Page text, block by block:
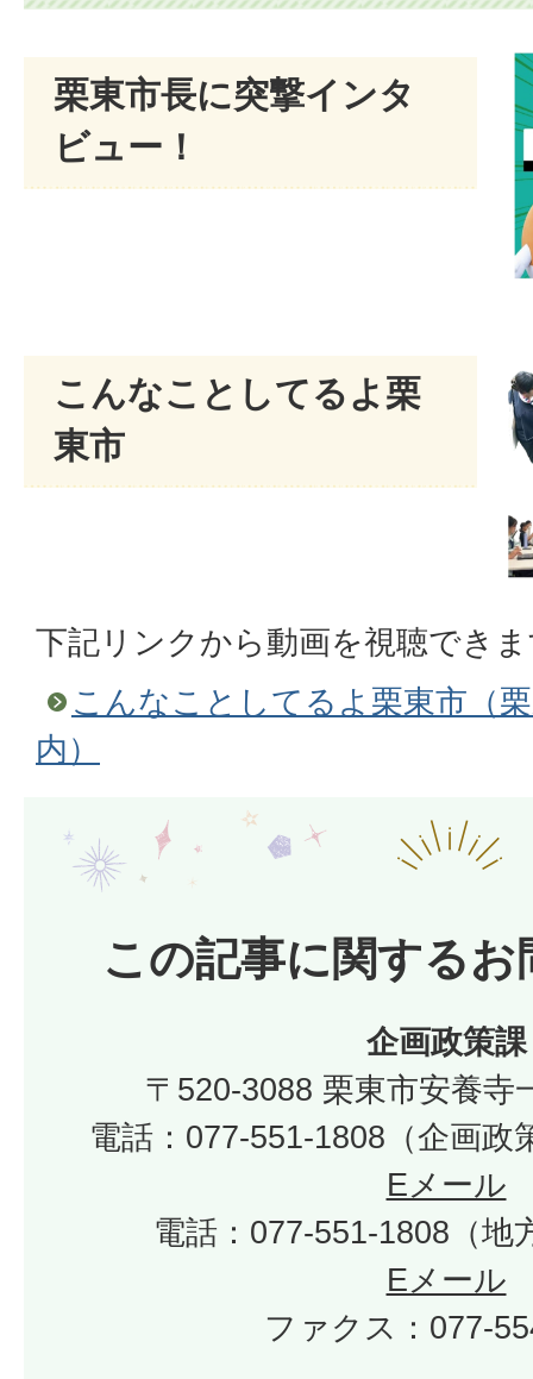
栗東市長に突撃インタ
ビュー！
こんなことしてるよ栗
東市
下記リンクから動画を視聴でき
こんなことしてるよ栗東市（
内）
この記事に関するお
企画政策課
〒520-3088 栗東市安養寺
電話：077-551-1808（企画政
Eメール
電話：077-551-1808（地
Eメール
ファクス：077-